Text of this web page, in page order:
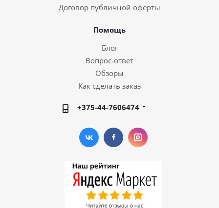
Договор публичной оферты
Помощь
Блог
Вопрос-ответ
Обзоры
Как сделать заказ
+375-44-7606474